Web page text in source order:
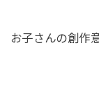
お子さんの創作